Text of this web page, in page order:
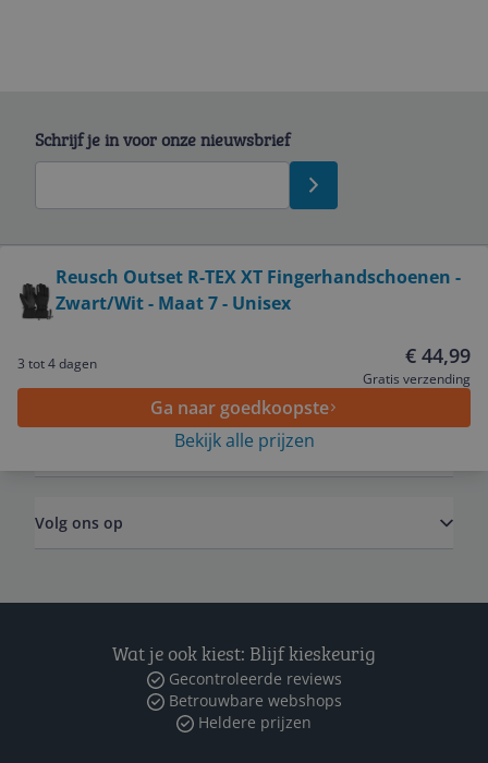
Reusch Outset R-TEX XT Fingerhandschoenen -
Zwart/Wit - Maat 7 - Unisex
3 tot 4 dagen € 44,99
Gratis verzending
Ga naar goedkoopste
Bekijk alle prijzen
Schrijf je in voor onze nieuwsbrief
Service
Algemeen
Volg ons op
Wat je ook kiest: Blijf kieskeurig
Gecontroleerde reviews
Betrouwbare webshops
Heldere prijzen